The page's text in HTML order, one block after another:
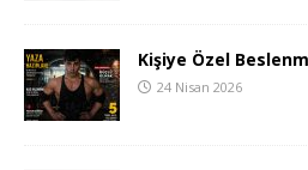
Kişiye Özel
24 Nisan 2026